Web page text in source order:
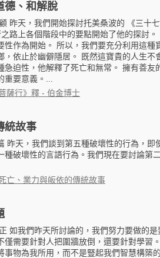
德、和解脫
昨天，我們開始探討托美桑波的 《三十
路上各個階段中的要點開始了他的探討
性作為開始。 所以，我們要充分利用這
，依止於幽僻隱居。 既然這寶貴的人生
急迫性，他解釋了死亡和無常。 擁有善
要意義。...
薩行》釋 - 伯金博士
統故事
昨天，我們談到第五種破壞性的行為，
種破壞性的言語行為。我們現在要討論第
亡、業力與皈依的傳統故事
如我們昨天所討論的，我們努力要做的
僅需要針對人把圍牆放倒，還要針對學習
事物為我所用，而不是豎起我們智慧構築